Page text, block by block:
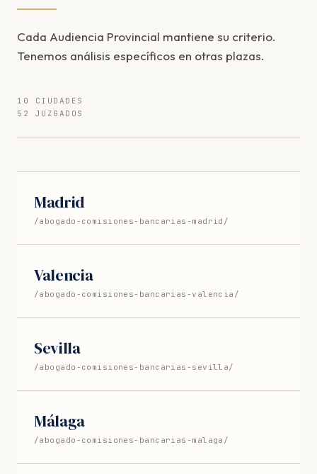
Cada Audiencia Provincial mantiene su criterio.
Tenemos análisis específicos en otras plazas.
10 CIUDADES
52 JUZGADOS
Madrid
/abogado-comisiones-bancarias-madrid/
Valencia
/abogado-comisiones-bancarias-valencia/
Sevilla
/abogado-comisiones-bancarias-sevilla/
Málaga
/abogado-comisiones-bancarias-malaga/